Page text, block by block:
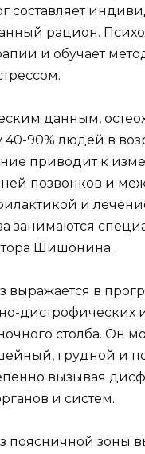
составляет
рацион.
и обучает
данным,
40-90% людей в
приводит к
позвонков и
и
занимаются
Шишонина.
выражается в
дистрофических
столба. Он
шейный, грудной и
вызывая
и систем.
поясничной зоны